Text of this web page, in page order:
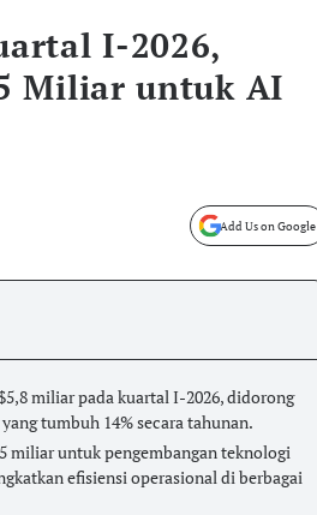
I-2026,
Miliar untuk AI
Add Us on Google
miliar pada kuartal I-2026, didorong
tumbuh 14% secara tahunan.
miliar untuk pengembangan teknologi
efisiensi operasional di berbagai